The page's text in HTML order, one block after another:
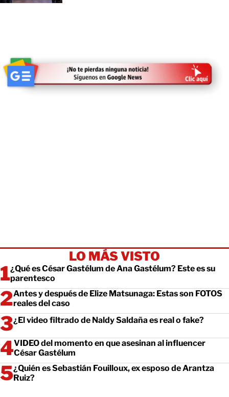
LO MÁS VISTO
¿Qué es César Gastélum de Ana Gastélum? Este es su
parentesco
Antes y después de Elize Matsunaga: Estas son FOTOS
reales del caso
¿El video filtrado de Naldy Saldaña es real o fake?
VIDEO del momento en que asesinan al influencer
César Gastélum
¿Quién es Sebastián Fouilloux, ex esposo de Arantza
Ruiz?